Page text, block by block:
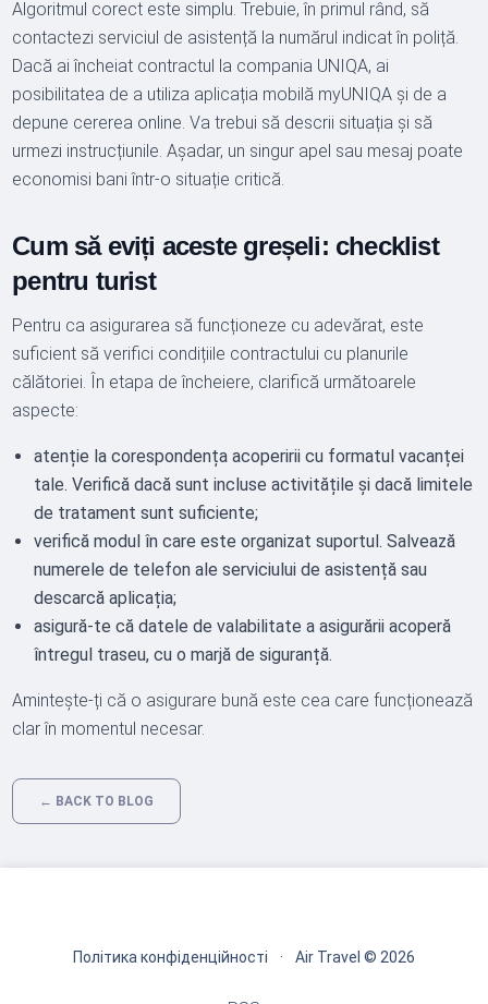
Algoritmul corect este simplu. Trebuie, în primul rând, să
contactezi serviciul de asistență la numărul indicat în poliță.
Dacă ai încheiat contractul la compania UNIQA, ai
posibilitatea de a utiliza aplicația mobilă myUNIQA și de a
depune cererea online. Va trebui să descrii situația și să
urmezi instrucțiunile. Așadar, un singur apel sau mesaj poate
economisi bani într-o situație critică.
Cum să eviți aceste greșeli: checklist
pentru turist
Pentru ca asigurarea să funcționeze cu adevărat, este
suficient să verifici condițiile contractului cu planurile
călătoriei. În etapa de încheiere, clarifică următoarele
aspecte:
atenție la corespondența acoperirii cu formatul vacanței
tale. Verifică dacă sunt incluse activitățile și dacă limitele
de tratament sunt suficiente;
verifică modul în care este organizat suportul. Salvează
numerele de telefon ale serviciului de asistență sau
descarcă aplicația;
asigură-te că datele de valabilitate a asigurării acoperă
întregul traseu, cu o marjă de siguranță.
Amintește-ți că o asigurare bună este cea care funcționează
clar în momentul necesar.
← BACK TO BLOG
Політика конфіденційності · Air Travel © 2026